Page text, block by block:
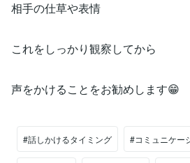
相手の仕草や表情
これをしっかり観察してから
声をかけることをお勧めします😁
#話しかけるタイミング #コミュニケー